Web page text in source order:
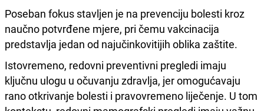
Poseban fokus stavljen je na prevenciju bolesti kroz
naučno potvrđene mjere, pri čemu vakcinacija
predstavlja jedan od najučinkovitijih oblika zaštite.
Istovremeno, redovni preventivni pregledi imaju
ključnu ulogu u očuvanju zdravlja, jer omogućavaju
rano otkrivanje bolesti i pravovremeno liječenje. U tom